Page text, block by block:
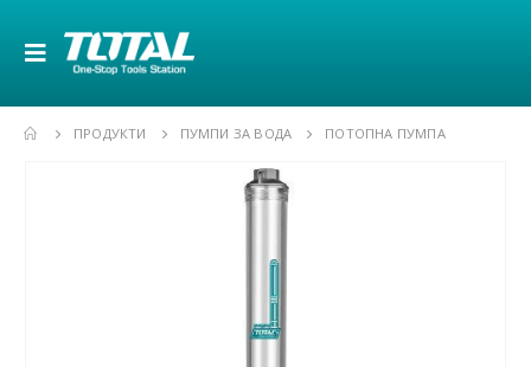
ПРОДУКТИ ПУМПИ ЗА ВОДА ПОТОПНА ПУМПА